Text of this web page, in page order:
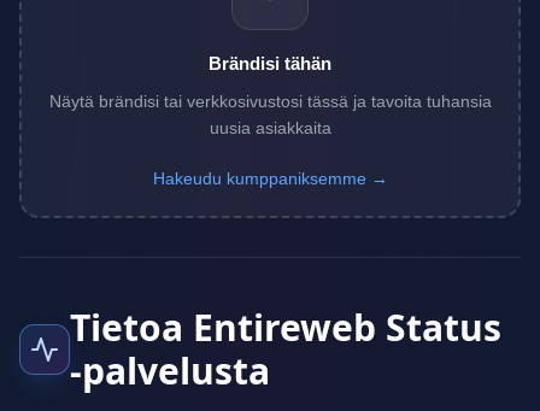
Brändisi tähän
Näytä brändisi tai verkkosivustosi tässä ja tavoita tuhansia
uusia asiakkaita
Hakeudu kumppaniksemme →
Tietoa Entireweb Status
-palvelusta